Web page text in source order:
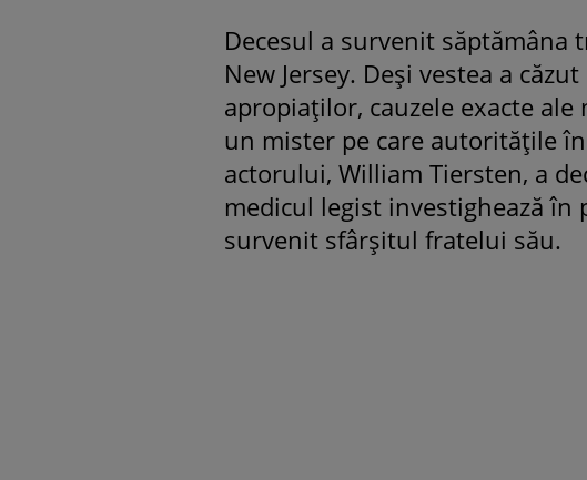
Decesul a survenit săptămâna
New Jersey. Deși vestea a
apropiaților, cauzele exacte
un mister pe care autoritățile
actorului, William Tiersten, a
medicul legist investighează în
survenit sfârșitul fratelui său.